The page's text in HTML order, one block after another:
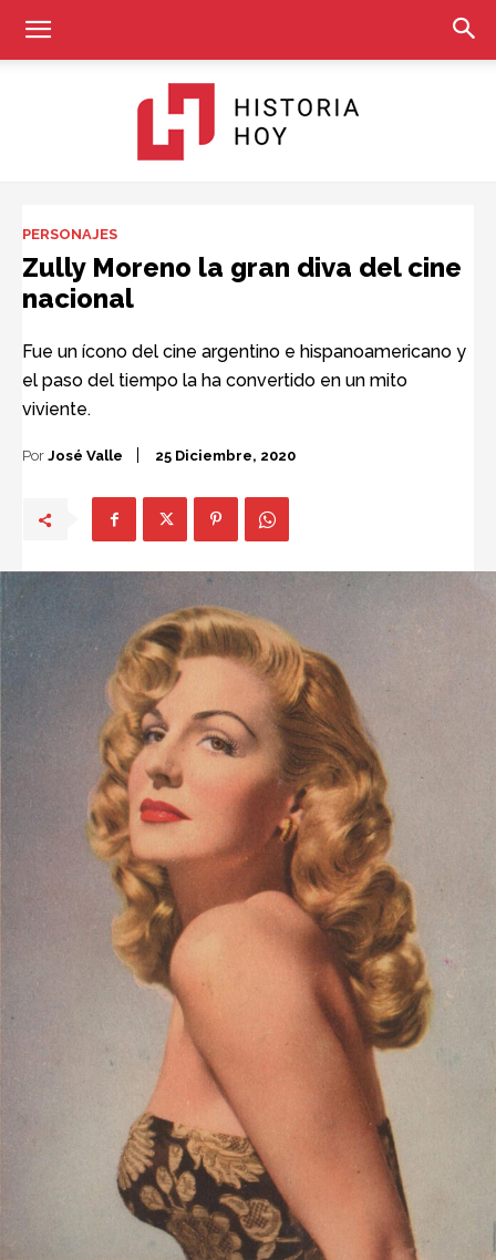
PERSONAJES
Zully Moreno la gran diva del cine
nacional
Fue un ícono del cine argentino e hispanoamericano y
el paso del tiempo la ha convertido en un mito
viviente.
Por José Valle 25 Diciembre, 2020